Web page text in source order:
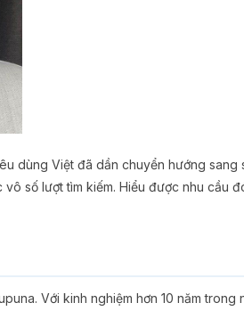
dùng Việt đã dần chuyển hướng
số lượt tìm kiếm. Hiểu được nhu cầu
Với kinh nghiệm hơn 10 năm trong